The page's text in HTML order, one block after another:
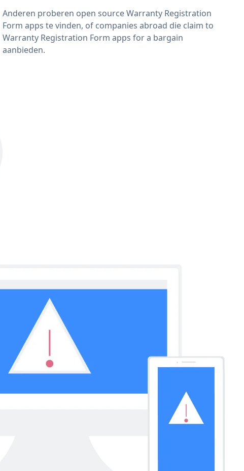
Anderen proberen open source Warranty Registration
Form apps te vinden, of companies abroad die claim to
Warranty Registration Form apps for a bargain
aanbieden.